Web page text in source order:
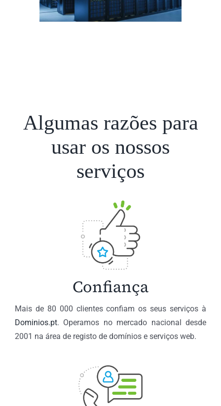
Algumas razões para
usar os nossos
serviços
Confiança
Mais de 80 000 clientes confiam os seus serviços à
Dominios.pt. Operamos no mercado nacional desde
2001 na área de registo de domínios e serviços web.